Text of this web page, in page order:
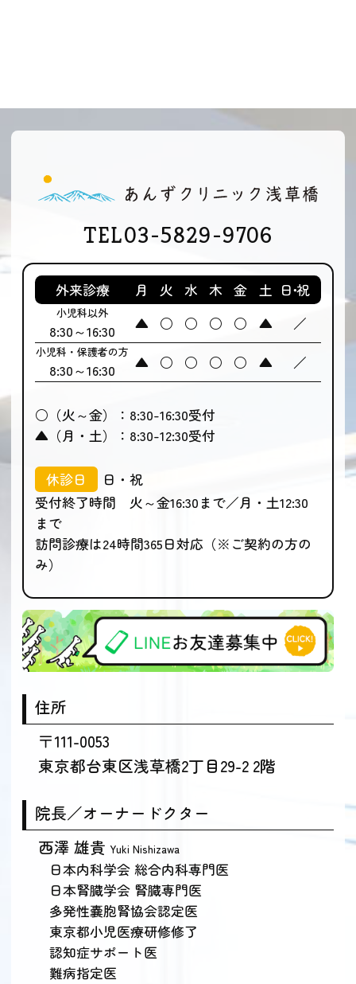
03-5829-9706
外来診療 月 火 水 木 金 土 日･祝
小児科以外
8:30～16:30 ▲ ○ ○ ○ ○ ▲ ／
小児科・保護者の方
8:30～16:30 ▲ ○ ○ ○ ○ ▲ ／
○（火～金）：8:30-16:30受付
▲（月・土）：8:30-12:30受付
休診日
日・祝
受付終了時間 火～金16:30まで／月・土12:30
まで
訪問診療は24時間365日対応（※ご契約の方の
み）
住所
〒111-0053
東京都台東区浅草橋2丁目29-2 2階
院長／オーナードクター
西澤 雄貴 Yuki Nishizawa
日本内科学会 総合内科専門医
日本腎臓学会 腎臓専門医
多発性嚢胞腎協会認定医
東京都小児医療研修修了
認知症サポート医
難病指定医